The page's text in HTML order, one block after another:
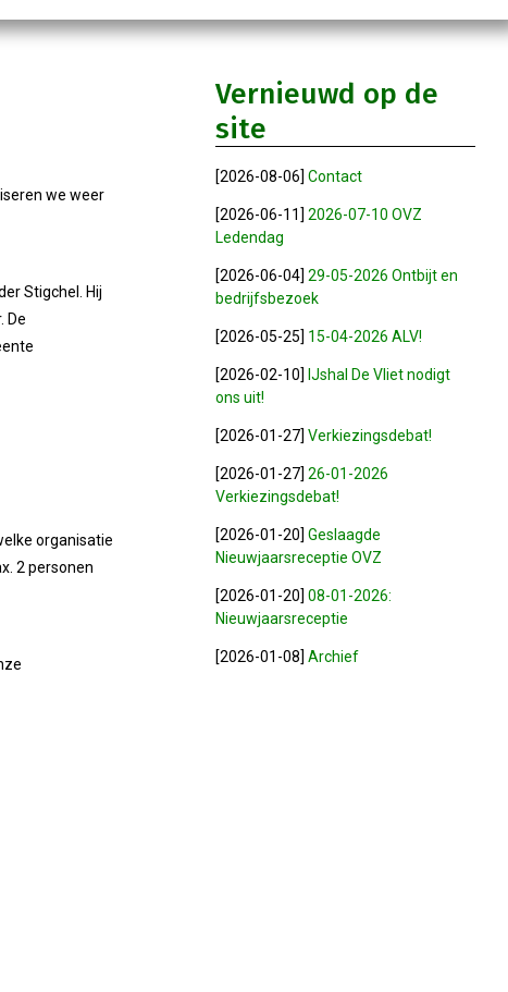
we weer
Stigchel. Hij
De
organisatie
2 personen
Vernieuwd op de
site
[2026-08-06]Contact
[2026-06-11]2026-07-10 OVZ
Ledendag
[2026-06-04]29-05-2026 Ontbijt en
bedrijfsbezoek
[2026-05-25] 15-04-2026 ALV!
[2026-02-10] IJshal De Vliet nodigt
ons uit!
[2026-01-27]Verkiezingsdebat!
[2026-01-27]26-01-2026
Verkiezingsdebat!
[2026-01-20]Geslaagde
Nieuwjaarsreceptie OVZ
[2026-01-20]08-01-2026:
Nieuwjaarsreceptie
[2026-01-08]Archief